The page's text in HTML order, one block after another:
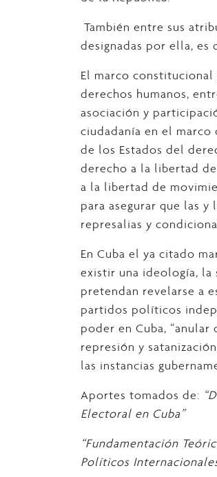
También entre sus
designadas por ella, es
El marco
derechos humanos,
asociación y
ciudadanía en el
de los Estados del
derecho a la libertad
a la libertad de
para asegurar que las
represalias y
En Cuba el ya citado
existir una ideología, la
pretendan revelarse a
partidos políticos
poder en Cuba,
represión y
las instancias
Aportes tomados de:
Electoral en Cuba”
“Fundamentación
Políticos